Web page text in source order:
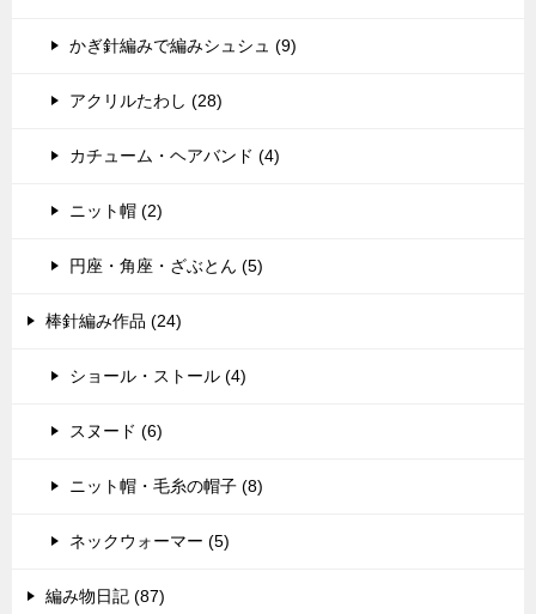
かぎ針編みで編みシュシュ (9)
アクリルたわし (28)
カチューム・ヘアバンド (4)
ニット帽 (2)
円座・角座・ざぶとん (5)
棒針編み作品 (24)
ショール・ストール (4)
スヌード (6)
ニット帽・毛糸の帽子 (8)
ネックウォーマー (5)
編み物日記 (87)